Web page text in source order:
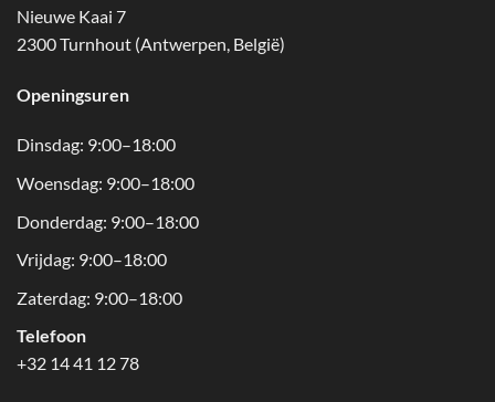
Nieuwe Kaai 7
2300 Turnhout (Antwerpen, België)
Openingsuren
Dinsdag: 9:00–18:00
Woensdag: 9:00–18:00
Donderdag: 9:00–18:00
Vrijdag: 9:00–18:00
Zaterdag: 9:00–18:00
Telefoon
+32 14 41 12 78